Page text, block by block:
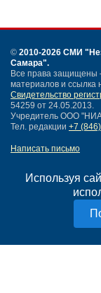
Используя
© 2010-2026 СМИ
Самара".
Все права защищены
материалов и
Свидетельство
54259 от 24.05.2013.
Учредитель ООО
Тел. редакции +7
Написать письмо
Нашли ошибку?
Политика